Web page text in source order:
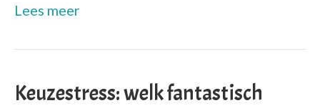
Lees meer
Keuzestress: welk fantastisch